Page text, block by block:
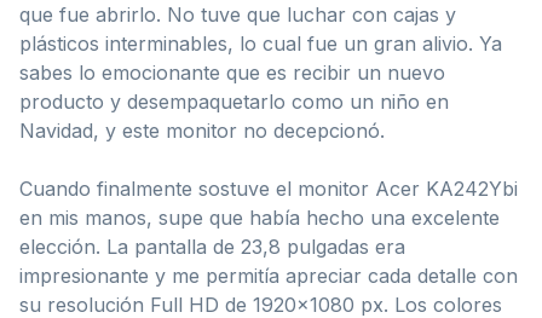
que fue abrirlo. No tuve que luchar con cajas y
plásticos interminables, lo cual fue un gran alivio. Ya
sabes lo emocionante que es recibir un nuevo
producto y desempaquetarlo como un niño en
Navidad, y este monitor no decepcionó.
Cuando finalmente sostuve el monitor Acer KA242Ybi
en mis manos, supe que había hecho una excelente
elección. La pantalla de 23,8 pulgadas era
impresionante y me permitía apreciar cada detalle con
su resolución Full HD de 1920×1080 px. Los colores